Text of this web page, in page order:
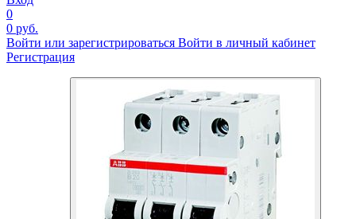
0
0 руб.
Войти или зарегистрироваться Войти в личный кабинет
Регистрация